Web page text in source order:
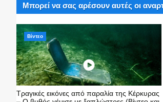
Μπορεί να σας αρέσουν αυτές οι
Βίντεο
Τραγικές εικόνες από παραλία της Κέρκυρας